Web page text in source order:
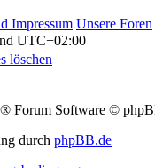
Impressum Unsere Foren
UTC+02:00
löschen
® Forum Software ©
durch phpBB.de